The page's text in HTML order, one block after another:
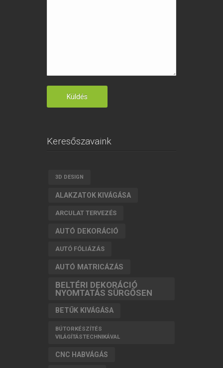
Keresőszavaink
3D DESIGN
ALAKZATOK KIVÁGÁSA
ARCULAT TERVEZÉS
AUTÓ DEKORÁCIÓ
AUTÓ FÓLIÁZÁS
AUTÓ MATRICÁZÁS
BELTÉRI DEKORÁCIÓ
NYOMTATÁS SÜRGŐSEN
BETŰK KIVÁGÁSA
BÚTORKÉSZÍTÉS
VILÁGÍTÁSTECHNIKÁVAL
CNC HABVÁGÁS